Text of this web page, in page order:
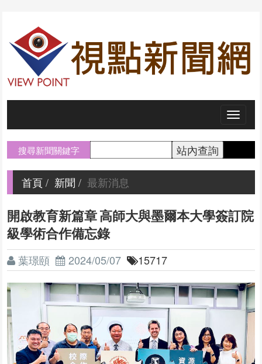
搜尋新聞關鍵字
首頁 新聞 最新消息
開啟教育新篇章 高師大與墨爾本大學簽訂院
級學術合作備忘錄
葉璟頤 2024/05/07 15717